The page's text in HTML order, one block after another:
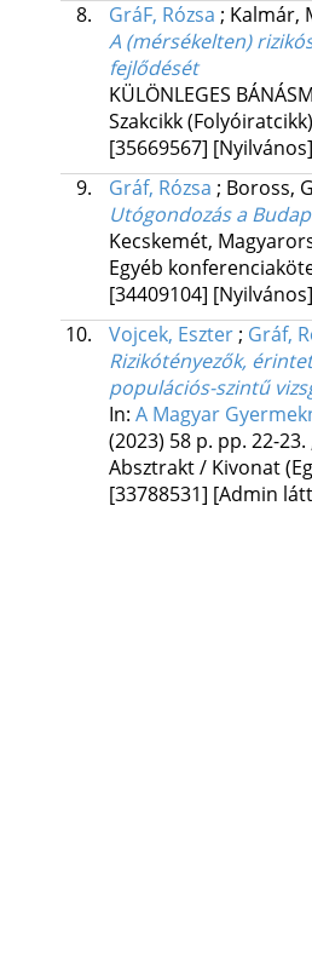
8.
GráF, Rózsa ; Kalmár,
A (mérsékelten)
fejlődését
KÜLÖNLEGES
Szakcikk
[35669567] [Nyilvános]
9.
Gráf, Rózsa ; Boross,
Utógondozás a
Kecskemét,
Egyéb
[34409104] [Nyilvános]
10.
Vojcek, Eszter; Gráf,
Rizikótényezők,
populációs-szintű
In: A Magyar
(2023) 58 p. pp. 22-23.
Absztrakt / Kivonat
[33788531] [Admin